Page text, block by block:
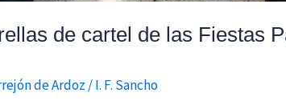
de cartel de las Fiestas
de Ardoz /I. F. Sancho